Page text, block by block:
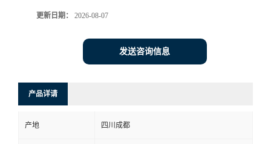
方
更新日期： 2026-08-07
发送咨询信息
产品详请
产地 四川成都